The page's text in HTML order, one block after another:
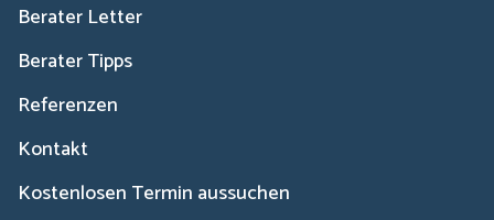
Berater Letter
Berater Tipps
Referenzen
Kontakt
Kostenlosen Termin aussuchen